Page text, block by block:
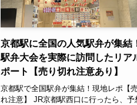
京都駅に全国の人気駅弁が集結
駅弁大会を実際に訪問したリア
ポート【売り切れ注意あり】
京都駅で全国駅弁が集結！現地レポ【
れ注意】 JR京都駅西口に行ったら、予